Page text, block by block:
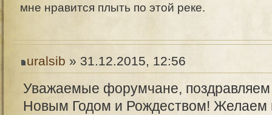
мне нравится плыть по этой реке.
uralsib » 31.12.2015, 12:56
Уважаемые форумчане,
Новым Годом и Рождеством! Желаем